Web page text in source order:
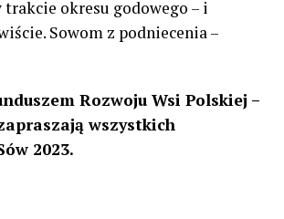
trakcie okresu godowego – i
Sowom z podniecenia –
Rozwoju Wsi Polskiej –
wszystkich
2023.